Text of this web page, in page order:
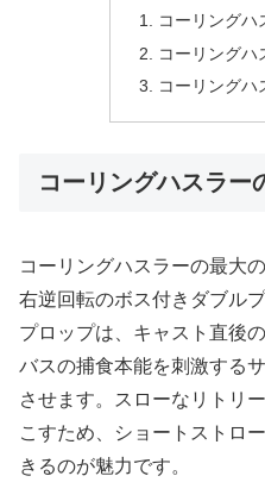
コーリングハ
コーリングハ
コーリングハ
コーリングハスラー
コーリングハスラーの最大
右逆回転のボス付きダブル
プロップは、キャスト直後
バスの捕食本能を刺激する
させます。スローなリトリ
こすため、ショートストロ
きるのが魅力です。